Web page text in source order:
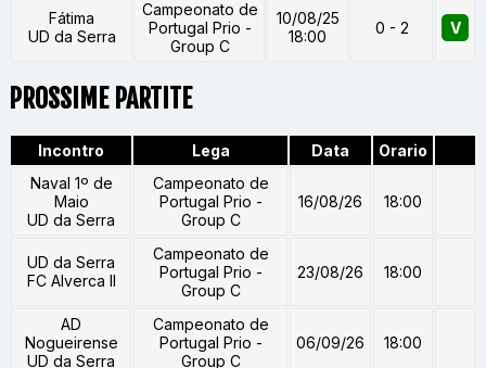
Fátima
UD da Serra
Campeonato de
Portugal Prio -
Group C
10/08/25
18:00
0 - 2 V
PROSSIME PARTITE
Incontro Lega Data
Orario
Naval 1º de
Maio
UD da Serra
Campeonato de
Portugal Prio -
Group C
16/08/26 18:00
UD da Serra
FC Alverca II
Campeonato de
Portugal Prio -
Group C
23/08/26 18:00
AD
Nogueirense
UD da Serra
Campeonato de
Portugal Prio -
Group C
06/09/26 18:00